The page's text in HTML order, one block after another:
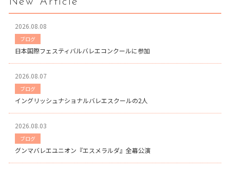
2026.08.08
ブログ
日本国際フェスティバルバレエコンクールに参加
2026.08.07
ブログ
イングリッシュナショナルバレエスクールの2人
2026.08.03
ブログ
グンマバレエユニオン『エスメラルダ』全幕公演